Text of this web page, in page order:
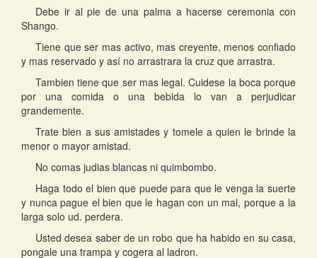
Debe ir al pie de una palma a hacerse ceremonia con
Shango.
Tiene que ser mas activo, mas creyente, menos confiado
y mas reservado y así no arrastrara la cruz que arrastra.
Tambien tiene que ser mas legal. Cuidese la boca porque
por una comida o una bebida lo van a perjudicar
grandemente.
Trate bien a sus amistades y tomele a quien le brinde la
menor o mayor amistad.
No comas judias blancas ni quimbombo.
Haga todo el bien que puede para que le venga la suerte
y nunca pague el bien que le hagan con un mal, porque a la
larga solo ud. perdera.
Usted desea saber de un robo que ha habido en su casa,
pongale una trampa y cogera al ladron.